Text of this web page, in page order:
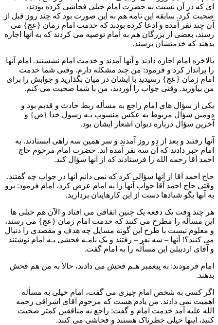
ای که در آن نسبت به حضرت امام خیلی فحاشی کرده بودند،
صحبت کرد. سابقه این نامه هم به این صورت بود که چند روز قبل از
آن چند نفر آمده و ادعا کرده بودند که خدمت امام زمان {عج} می
رسند، بعضی از بزرگان هم به امام توصیه می کردند که به آنها اجازه
بدهند که خدمتشان برسند.
بالاخره امام اجازه دادند و آنها آمدند و خدمت امام نشستند. امام آنها
را برانداز کرد و فرمود: من چند مشکله دارم. وقتی شما خدمت
امام زمان {عج} رسیدید با ایشان در میان بگذارید و جوابش را برای
من بیاورید. وقتی جواب را آوردید، من با شما صحبت می کنم.
یکی از سؤال های امام راجع به مسأله ربط حادث و قدیم بود و
دومین سؤال مربوط به عکس منسوب بـه رسول خدا {ص} و
آخرین سؤال درباره دیوان اشعار ایشان بود.
آنها رفتند و بعد از دو روز آمدند و سر همین سه راهی ایستادند. به
امام خبر دادند که آن سه نفر آمده اند. حضرت امام مرحوم حاج
احمد آقا رحمه الله را فرستادند که از آنها سؤال کند.
حاج احمد آقا از آنها سؤالی کرد که نمی دانم آنها در جواب چه گفتند.
وقتی حاج احمد آقا جواب آنها را به امام عرض کرد، امام فرمود: برو
به آنها بگو شیادها دست از این کارهایتان بردارید.
هر چند وقت یک دفعه یک چنین اتفاقی می افتاد و الآن هم خیلی ها
این مسأله را مطرح می کنند که خدمت امام زمان {عج} می رسند،
و معلوم نیست با طرح این گونه مسایل چه هدف و مقصدی را دنبال
می کنند؟! آنها – سه نفر – رفتند و یک نامـه فحشی بـه امام نوشتند
و آقای اردبیلی این مسأله را به امام گفت.
امام فرمودند: به پیغمبر هـم فحش می دادند، حالا به من هم فحش
بدهند.
اگر کسی به شخص امام چیزی می گفت، امام خیلی به مسأله
اهمیت نمی دادند. من یادم هست که مرحوم آقای اشراقی رحمه
الله علیه آمد خدمت امام و گفت: راجع به منافقین کمتر صحبت
کنید، اینها خیلی خطرناک هستند و فحاشی می کنند.